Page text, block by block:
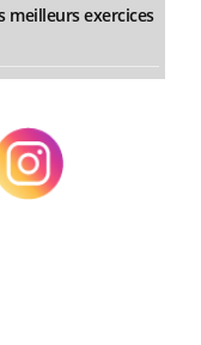
meilleurs exercices